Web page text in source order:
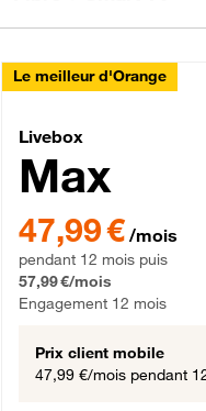
Le meilleur d'Orange
Livebox
Livebox
Max
47,99 € par mois
47,99 € /mois
pendant 12 mois puis
57,99 €/mois
Engagement 12 mois
Prix client mobile
47,99 €/mois pendant